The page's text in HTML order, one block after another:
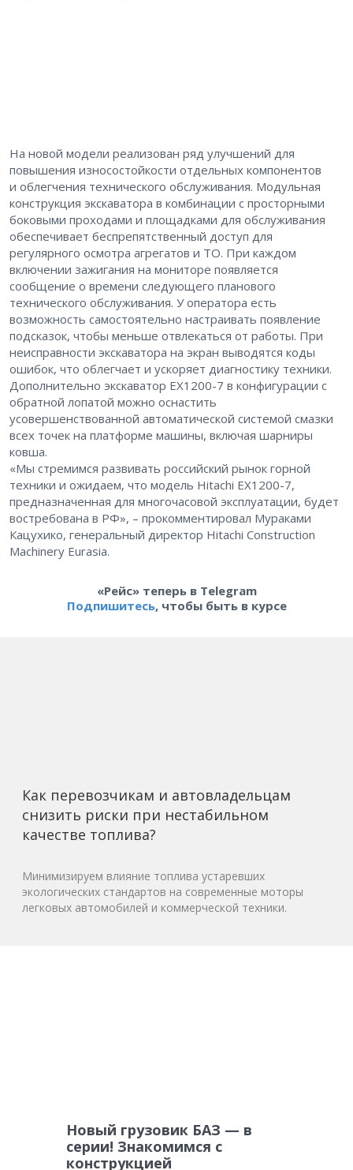
На новой модели реализован ряд улучшений для
повышения износостойкости отдельных компонентов
и облегчения технического обслуживания. Модульная
конструкция экскаватора в комбинации с просторными
боковыми проходами и площадками для обслуживания
обеспечивает беспрепятственный доступ для
регулярного осмотра агрегатов и ТО. При каждом
включении зажигания на мониторе появляется
сообщение о времени следующего планового
технического обслуживания. У оператора есть
возможность самостоятельно настраивать появление
подсказок, чтобы меньше отвлекаться от работы. При
неисправности экскаватора на экран выводятся коды
ошибок, что облегчает и ускоряет диагностику техники.
Дополнительно экскаватор EX1200-7 в конфигурации с
обратной лопатой можно оснастить
усовершенствованной автоматической системой смазки
всех точек на платформе машины, включая шарниры
ковша.
«Мы стремимся развивать российский рынок горной
техники и ожидаем, что модель Hitachi EX1200-7,
предназначенная для многочасовой эксплуатации, будет
востребована в РФ», – ​прокомментировал Мураками
Кацухико, генеральный директор Hitachi Construction
Machinery Eurasia.
«Рейс» теперь в Telegram
Подпишитесь, чтобы быть в курсе
Как перевозчикам и автовладельцам
снизить риски при нестабильном
качестве топлива?
Минимизируем влияние топлива устаревших
экологических стандартов на современные моторы
легковых автомобилей и коммерческой техники.
Новый грузовик БАЗ — в
серии! Знакомимся с
конструкцией